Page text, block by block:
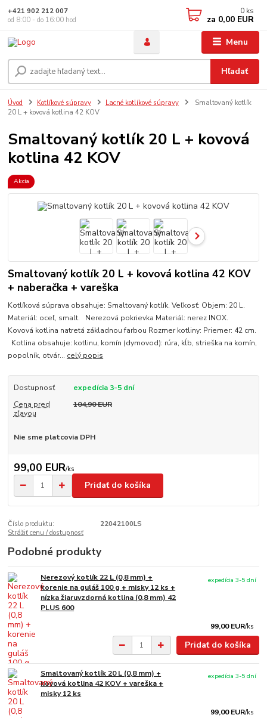
Menu
Hľadať
+421 902 212 007
od 8:00 - do 16:00 hod
0 ks
za 0,00 EUR
Úvod Kotlíkové súpravy Lacné kotlíkové súpravy
Smaltovaný kotlík
20 L + kovová kotlina 42 KOV
Smaltovaný kotlík 20 L + kovová
kotlina 42 KOV
Akcia
Smaltovaný kotlík 20 L + kovová kotlina 42 KOV
+ naberačka + vareška
Kotlíková súprava obsahuje: Smaltovaný kotlík. Veľkosť: Objem: 20 L.
Materiál: oceľ, smalt. Nerezová pokrievka Materiál: nerez INOX.
Kovová kotlina natretá základnou farbou Rozmer kotliny: Priemer: 42 cm.
Kotlina obsahuje: kotlinu, komín (dymovod): rúra, kĺb, strieška na komín,
popolník, otvár... celý popis
Dostupnosť
expedícia 3-5 dní
Cena pred
zľavou
104,90 EUR
Nie sme platcovia DPH
99,00 EUR/ks
Pridať do košíka
Číslo produktu:
22042100LS
Strážiť cenu / dostupnosť
Podobné produkty
Nerezový kotlík 22 L (0,8 mm) +
korenie na guláš 100 g + misky 12 ks +
nízka žiaruvzdorná kotlina (0,8 mm) 42
PLUS 600
99,00 EUR/ks
expedícia 3-5 dní
Pridať do košíka
Smaltovaný kotlík 20 L (0,8 mm) +
kovová kotlina 42 KOV + vareška +
misky 12 ks
99,00 EUR/ks
expedícia 3-5 dní